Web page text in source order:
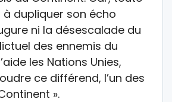
dupliquer son écho
ni la désescalade du
des ennemis du
les Nations Unies,
ce différend, l’un des
».